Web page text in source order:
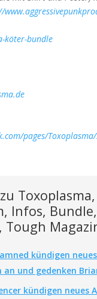
pages/
Infos,
Tough
kündigen
an und gedenken
kündigen neues